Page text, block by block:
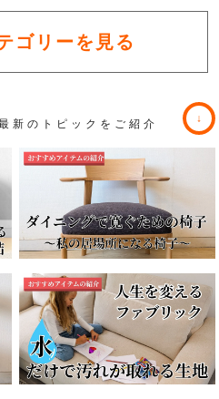
ゴリーを見る
のトピックをご紹介